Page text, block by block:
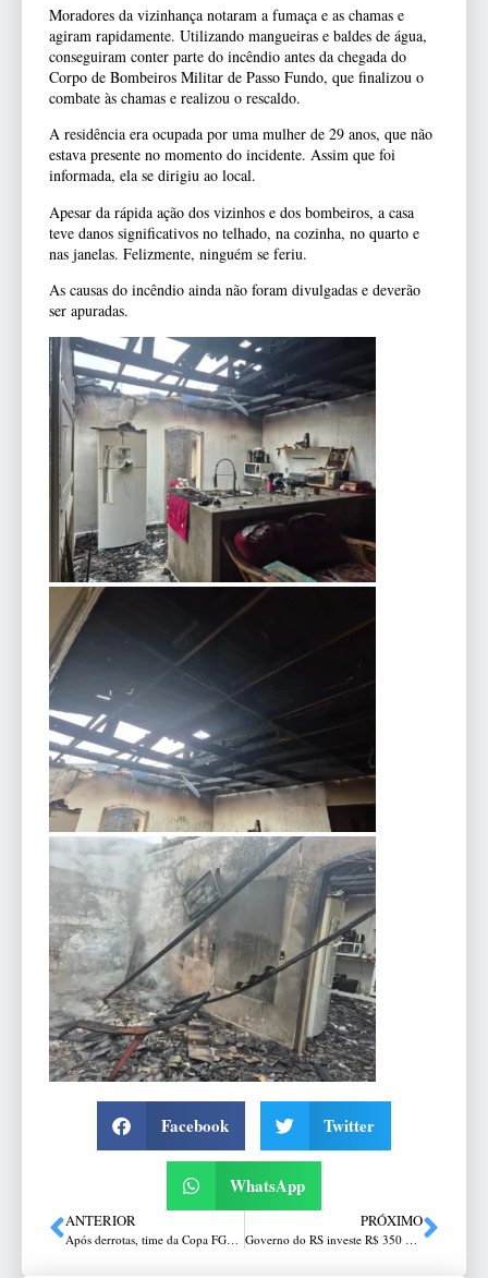
Moradores da vizinhança notaram a fumaça e as chamas e
agiram rapidamente. Utilizando mangueiras e baldes de água,
conseguiram conter parte do incêndio antes da chegada do
Corpo de Bombeiros Militar de Passo Fundo, que finalizou o
combate às chamas e realizou o rescaldo.
A residência era ocupada por uma mulher de 29 anos, que não
estava presente no momento do incidente. Assim que foi
informada, ela se dirigiu ao local.
Apesar da rápida ação dos vizinhos e dos bombeiros, a casa
teve danos significativos no telhado, na cozinha, no quarto e
nas janelas. Felizmente, ninguém se feriu.
As causas do incêndio ainda não foram divulgadas e deverão
ser apuradas.
Facebook Twitter
WhatsApp
ANTERIOR
Após derrotas, time da Copa FGF apresenta novo treinador
PRÓXIMO
Governo do RS investe R$ 350 milhões para qualificar a infraestrutura viária e hídrica